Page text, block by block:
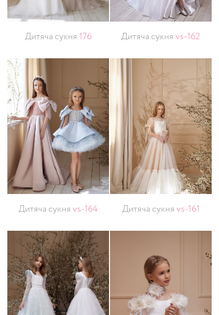
Дитяча сукня 176 Дитяча сукня vs-162
Дитяча сукня vs-164 Дитяча сукня vs-161